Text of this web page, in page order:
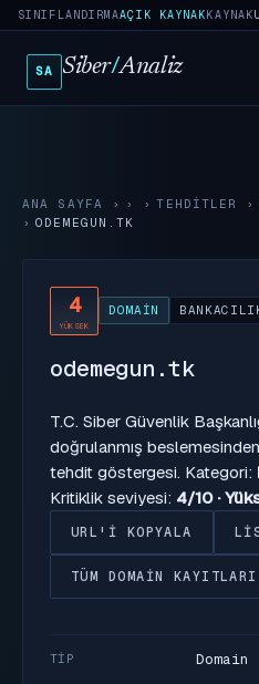
SINIFLANDIRMAAÇIK KAYNAKKAYNAK
SA Siber/Analiz
ANA SAYFA › TEHDITLER
ODEMEGUN.TK
4
YÜKSEK
DOMAIN
odemegun.tk
T.C. Siber Güvenlik
doğrulanmış beslemesinden
tehdit göstergesi. Kategori:
Kritiklik seviyesi: 4/10 ·
URL'I KOPYALA
TÜM DOMAIN KAYITLARI
TIP Domain